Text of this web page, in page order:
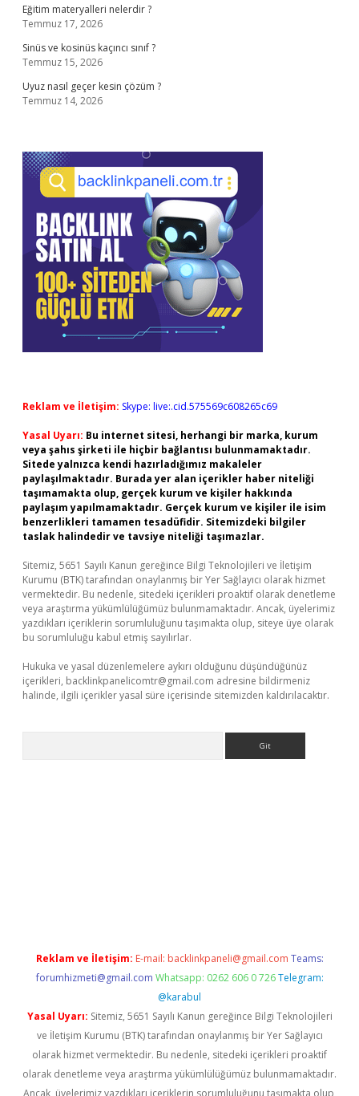
Eğitim materyalleri nelerdir ?
Temmuz 17, 2026
Sinüs ve kosinüs kaçıncı sınıf ?
Temmuz 15, 2026
Uyuz nasıl geçer kesin çözüm ?
Temmuz 14, 2026
Reklam ve İletişim: Skype: live:.cid.575569c608265c69
Yasal Uyarı: Bu internet sitesi, herhangi bir marka, kurum
veya şahıs şirketi ile hiçbir bağlantısı bulunmamaktadır.
Sitede yalnızca kendi hazırladığımız makaleler
paylaşılmaktadır. Burada yer alan içerikler haber niteliği
taşımamakta olup, gerçek kurum ve kişiler hakkında
paylaşım yapılmamaktadır. Gerçek kurum ve kişiler ile isim
benzerlikleri tamamen tesadüfidir. Sitemizdeki bilgiler
taslak halindedir ve tavsiye niteliği taşımazlar.
Sitemiz, 5651 Sayılı Kanun gereğince Bilgi Teknolojileri ve İletişim
Kurumu (BTK) tarafından onaylanmış bir Yer Sağlayıcı olarak hizmet
vermektedir. Bu nedenle, sitedeki içerikleri proaktif olarak denetleme
veya araştırma yükümlülüğümüz bulunmamaktadır. Ancak, üyelerimiz
yazdıkları içeriklerin sorumluluğunu taşımakta olup, siteye üye olarak
bu sorumluluğu kabul etmiş sayılırlar.
Hukuka ve yasal düzenlemelere aykırı olduğunu düşündüğünüz
içerikleri, backlinkpanelicomtr@gmail.com adresine bildirmeniz
halinde, ilgili içerikler yasal süre içerisinde sitemizden kaldırılacaktır.
Reklam ve İletişim: E-mail: backlinkpaneli@gmail.com Teams:
forumhizmeti@gmail.com Whatsapp: 0262 606 0 726 Telegram:
@karabul
Yasal Uyarı: Sitemiz, 5651 Sayılı Kanun gereğince Bilgi Teknolojileri
ve İletişim Kurumu (BTK) tarafından onaylanmış bir Yer Sağlayıcı
olarak hizmet vermektedir. Bu nedenle, sitedeki içerikleri proaktif
olarak denetleme veya araştırma yükümlülüğümüz bulunmamaktadır.
Ancak, üyelerimiz yazdıkları içeriklerin sorumluluğunu taşımakta olup,